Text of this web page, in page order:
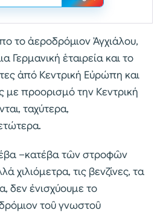
το ἀεροδρόμιον Ἀγχιάλου,
Γερμανική ἑταιρεία και το
ἀπό Κεντρική Εὐρώπη και
με προορισμό την Κεντρική
ταχύτερα,
–κατέβα τῶν στροφῶν
χιλιόμετρα, τις βενζίνες, τα
δεν ἐνισχύουμε το
τοῦ γνωστοῦ